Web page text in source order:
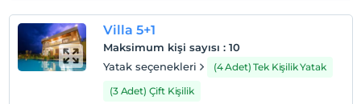
Check/out
En geç saat 12:00 ve öncesi
Evcil hayvan barınabilir
Villa 5+1
Maksimum kişi sayısı : 10
Yatak seçenekleri
(4 Adet) Tek Kişilik Yatak
(3 Adet) Çift Kişilik